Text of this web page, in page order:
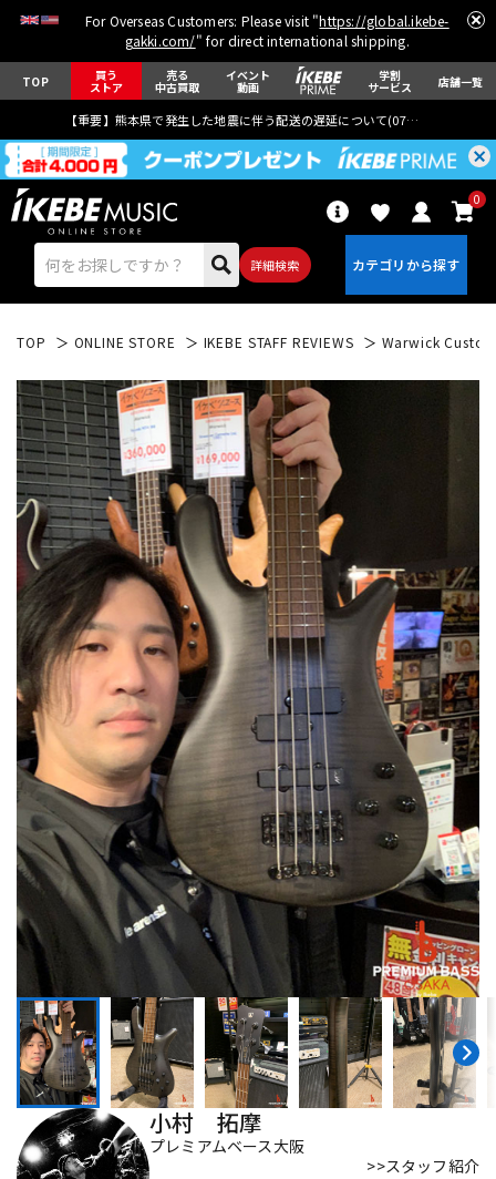
For Overseas Customers: Please visit "https://global.ikebe-
gakki.com/" for direct international shipping.
TOP 買う
ストア
売る
中古買取
イベント
動画
学割
サービス 店舗一覧
【重要】熊本県で発生した地震に伴う配送の遅延について(07月29日
詳細検索
0
エレキギター アコギ/エレアコ
ベース ウクレレ
ドラム パーカッション
キーボード 電子ピアノ
管楽器 その他楽器
アンプ エフェクター
DJ機器
DTM オンライン納品 レコーディング機器
配信/ライブ機器 楽器アクセサリ
中古 ヴィンテージ
TOP ONLINE STORE IKEBE STAFF REVIEWS Warwick
小村 拓摩
プレミアムベース大阪
>>スタッフ紹介